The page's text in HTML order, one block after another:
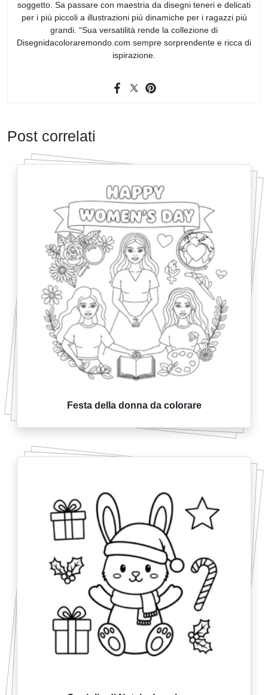
soggetto. Sa passare con maestria da disegni teneri e delicati
per i più piccoli a illustrazioni più dinamiche per i ragazzi più
grandi. “Sua versatilità rende la collezione di
Disegnidacoloraremondo.com sempre sorprendente e ricca di
ispirazione.
Post correlati
Festa della donna da colorare